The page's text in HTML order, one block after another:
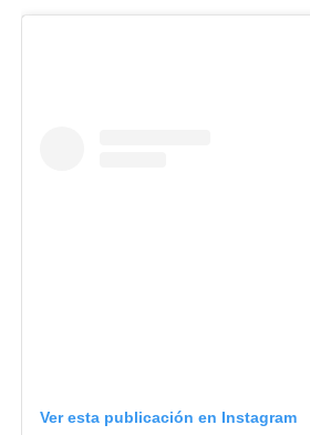
Ver esta publicación en Instagram